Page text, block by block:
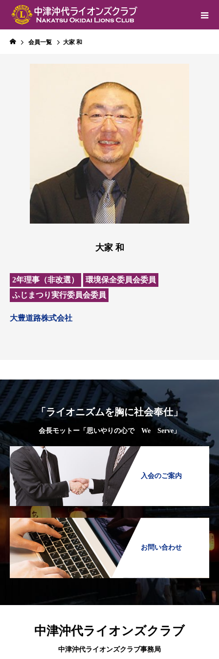
会員一覧 大家 和
大家 和
2年理事（非改選）
環境保全委員会委員
ふじまつり実行委員会委員
大豊道路株式会社
「ライオニズムを胸に社会奉仕」
会長モットー「思いやりの心で We Serve」
入会のご案内
お問い合わせ
中津沖代ライオンズクラブ
中津沖代ライオンズクラブ事務局